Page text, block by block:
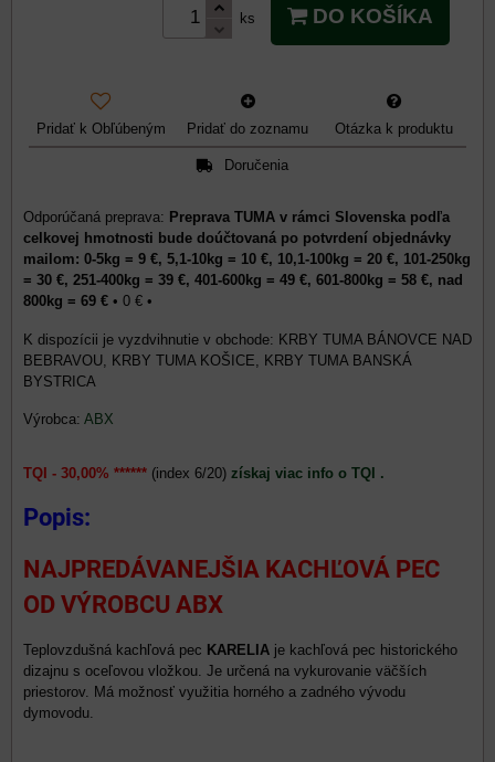
ks DO KOŠÍKA
Pridať k Obľúbeným Pridať do zoznamu Otázka k produktu
Doručenia
Preprava TUMA v rámci Slovenska podľa
celkovej hmotnosti bude doúčtovaná po potvrdení objednávky
mailom: 0-5kg = 9 €, 5,1-10kg = 10 €, 10,1-100kg = 20 €, 101-250kg
= 30 €, 251-400kg = 39 €, 401-600kg = 49 €, 601-800kg = 58 €, nad
800kg = 69 € • 0 € •
KRBY TUMA BÁNOVCE NAD
BEBRAVOU, KRBY TUMA KOŠICE, KRBY TUMA BANSKÁ
BYSTRICA
Výrobca: ABX
TQI - 30,00% ****** (index 6/20) získaj viac info o TQI .
Popis:
NAJPREDÁVANEJŠIA KACHĽOVÁ PEC
OD VÝROBCU ABX
Teplovzdušná kachľová pec KARELIA je kachľová pec historického
dizajnu s oceľovou vložkou. Je určená na vykurovanie väčších
priestorov. Má možnosť využitia horného a zadného vývodu
dymovodu.